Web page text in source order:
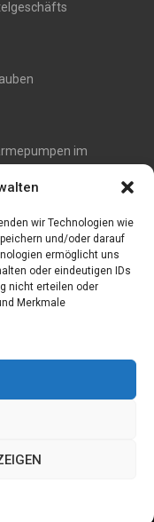
wir Technologien wie
und/oder darauf
ermöglicht uns
oder eindeutigen IDs
nicht erteilen oder
Merkmale
im
los
Hände